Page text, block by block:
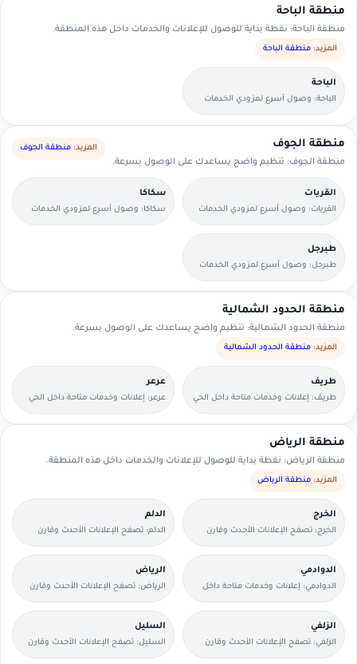
منطقة الباحة
منطقة الباحة: نقطة بداية للوصول للإعلانات والخدمات داخل هذه المنطقة.
المزيد: منطقة الباحة
الباحة
الباحة: وصول أسرع لمزودي الخدمات
القريبين منك.
منطقة الجوف
منطقة الجوف: تنظيم واضح يساعدك على الوصول بسرعة.
المزيد: منطقة الجوف
القريات
القريات: وصول أسرع لمزودي الخدمات
القريبين منك.
سكاكا
سكاكا: وصول أسرع لمزودي الخدمات
القريبين منك.
طبرجل
طبرجل: وصول أسرع لمزودي الخدمات
القريبين منك.
منطقة الحدود الشمالية
منطقة الحدود الشمالية: تنظيم واضح يساعدك على الوصول بسرعة.
المزيد: منطقة الحدود الشمالية
طريف
طريف: إعلانات وخدمات متاحة داخل الحي
مع وسائل تواصل مباشرة.
عرعر
عرعر: إعلانات وخدمات متاحة داخل الحي
مع وسائل تواصل مباشرة.
منطقة الرياض
منطقة الرياض: نقطة بداية للوصول للإعلانات والخدمات داخل هذه المنطقة.
المزيد: منطقة الرياض
الخرج
الخرج: تصفح الإعلانات الأحدث وقارن
التفاصيل بسرعة.
الدلم
الدلم: تصفح الإعلانات الأحدث وقارن
التفاصيل بسرعة.
الدوادمي
الدوادمي: إعلانات وخدمات متاحة داخل
الحي مع وسائل تواصل مباشرة.
الرياض
الرياض: تصفح الإعلانات الأحدث وقارن
التفاصيل بسرعة.
الزلفي
الزلفي: تصفح الإعلانات الأحدث وقارن
التفاصيل بسرعة.
السليل
السليل: تصفح الإعلانات الأحدث وقارن
التفاصيل بسرعة.